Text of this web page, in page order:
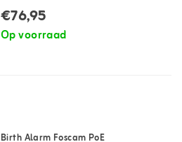
€76,95
Op voorraad
Birth Alarm Foscam PoE